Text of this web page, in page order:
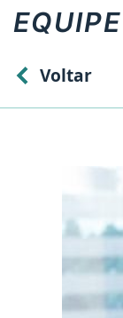
EQUIPE
Voltar